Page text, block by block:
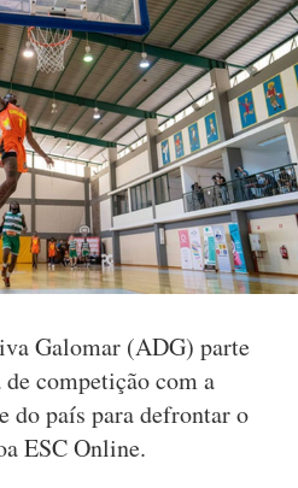
Galomar (ADG) parte
competição com a
do país para defrontar o
ESC Online.